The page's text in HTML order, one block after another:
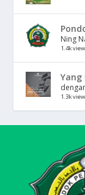
Ning
1.4k
1.3k